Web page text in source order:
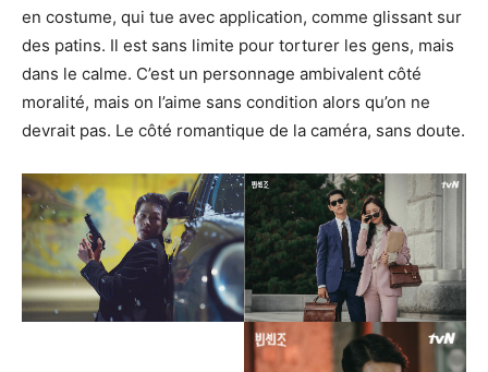
en costume, qui tue avec application, comme glissant sur
des patins. Il est sans limite pour torturer les gens, mais
dans le calme. C’est un personnage ambivalent côté
moralité, mais on l’aime sans condition alors qu’on ne
devrait pas. Le côté romantique de la caméra, sans doute.